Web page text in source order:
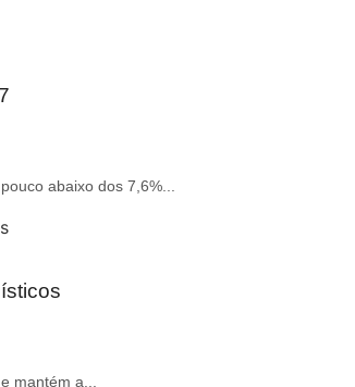
abaixo dos 7,6%...
mantém a...